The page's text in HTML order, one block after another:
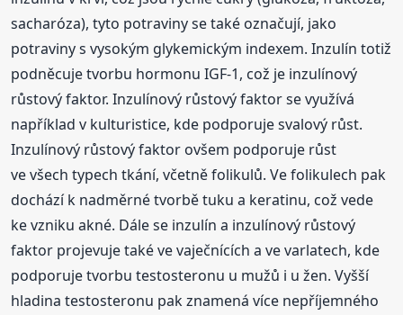
sacharóza), tyto potraviny se také označují, jako
potraviny s vysokým glykemickým indexem. Inzulín totiž
podněcuje tvorbu hormonu IGF-1, což je inzulínový
růstový faktor. Inzulínový růstový faktor se využívá
například v kulturistice, kde podporuje svalový růst.
Inzulínový růstový faktor ovšem podporuje růst
ve všech typech tkání, včetně folikulů. Ve folikulech pak
dochází k nadměrné tvorbě tuku a keratinu, což vede
ke vzniku akné. Dále se inzulín a inzulínový růstový
faktor projevuje také ve vaječnících a ve varlatech, kde
podporuje tvorbu testosteronu u mužů i u žen. Vyšší
hladina testosteronu pak znamená více nepříjemného